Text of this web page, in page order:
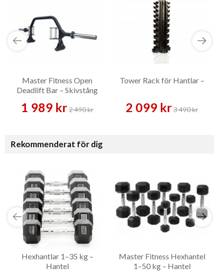
Master Fitness Open
Deadlift Bar – Skivstång
1 989 kr2 490 kr
Tower Rack för Hantlar –
2 099 kr3 490 kr
Rekommenderat för dig
Hexhantlar 1–35 kg –
Hantel
Master Fitness Hexhantel
1–50 kg – Hantel